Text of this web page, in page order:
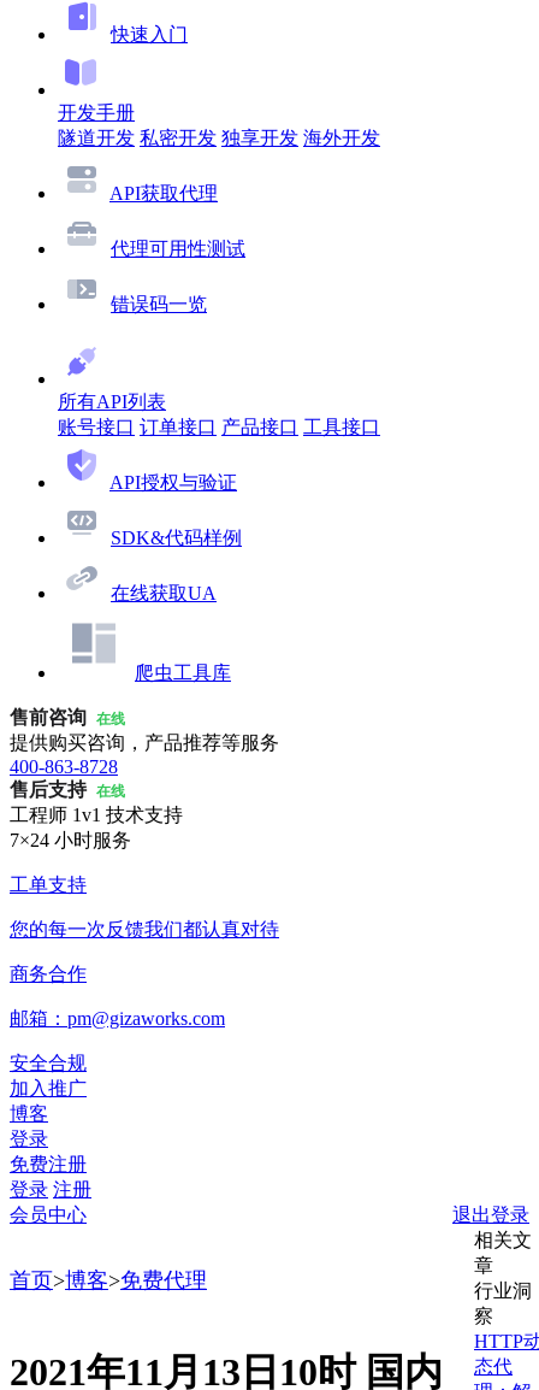
快速入门
开发手册
隧道开发 私密开发 独享开发 海外开发
API获取代理
代理可用性测试
错误码一览
所有API列表
账号接口 订单接口 产品接口 工具接口
API授权与验证
SDK&代码样例
在线获取UA
爬虫工具库
售前咨询 在线
提供购买咨询，产品推荐等服务
400-863-8728
售后支持 在线
工程师 1v1 技术支持
7×24 小时服务
工单支持
您的每一次反馈我们都认真对待
商务合作
邮箱：pm@gizaworks.com
安全合规
加入推广
博客
登录
免费注册
登录 注册
会员中心
退出登录
首页>博客>免费代理
2021年11月13日10时 国内
相关文
章
行业洞
察
HTTP
态代